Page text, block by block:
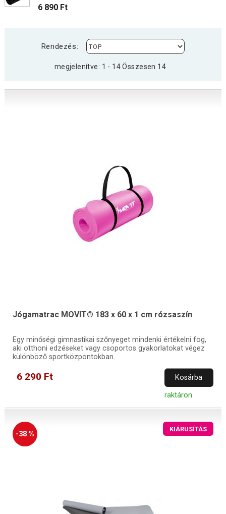
6 890 Ft
Rendezés:
megjelenítve: 1 - 14 Összesen 14
Jógamatrac MOVIT® 183 x 60 x 1 cm rózsaszín
Egy minőségi gimnastikai szőnyeget mindenki értékelni fog,
aki otthoni edzéseket vagy csoportos gyakorlatokat végez
különböző sportközpontokban.
6 290 Ft Kosárba
raktáron
-38 %
KIÁRUSÍTÁS